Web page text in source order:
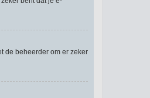
de beheerder om er zeker